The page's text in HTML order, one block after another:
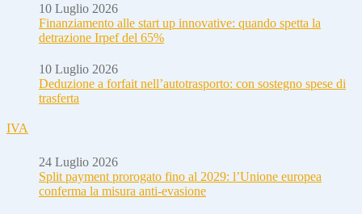
10 Luglio 2026
Finanziamento alle start up innovative: quando spetta la
detrazione Irpef del 65%
10 Luglio 2026
Deduzione a forfait nell’autotrasporto: con sostegno spese di
trasferta
IVA
24 Luglio 2026
Split payment prorogato fino al 2029: l’Unione europea
conferma la misura anti-evasione